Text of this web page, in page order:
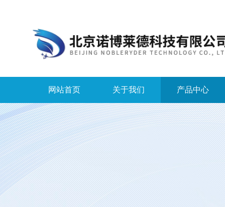
网站首页 关于我们 产品中心